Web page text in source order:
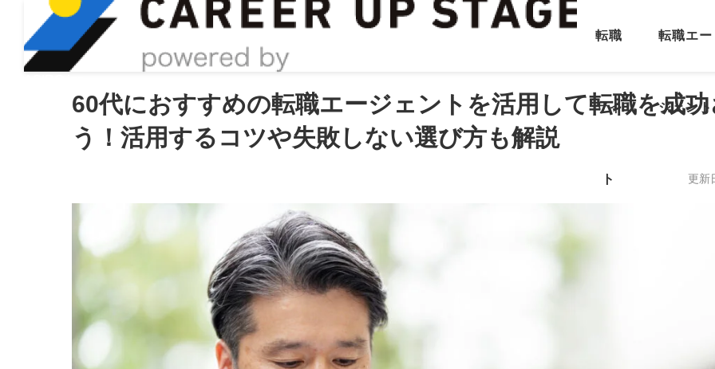
転職
サイ
ト
転職エー
ジェント
60代におすすめの転職エージェントを活用して転職を成
う！活用するコツや失敗しない選び方も解説
更新